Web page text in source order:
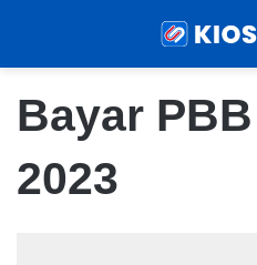
Bayar
2023